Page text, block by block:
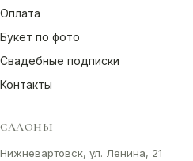
Оплата
Букет по фото
Свадебные подписки
Контакты
САЛОНЫ
Нижневартовск, ул. Ленина, 21